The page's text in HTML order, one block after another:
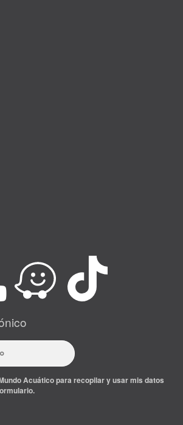
Acuático para recopilar y usar mis datos